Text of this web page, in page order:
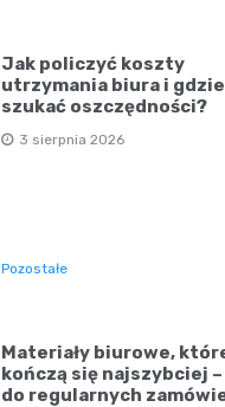
Jak policzyć koszty
utrzymania biura i gdzie
szukać oszczędności?
3 sierpnia 2026
Pozostałe
Materiały biurowe,
kończą się najszybciej
do regularnych